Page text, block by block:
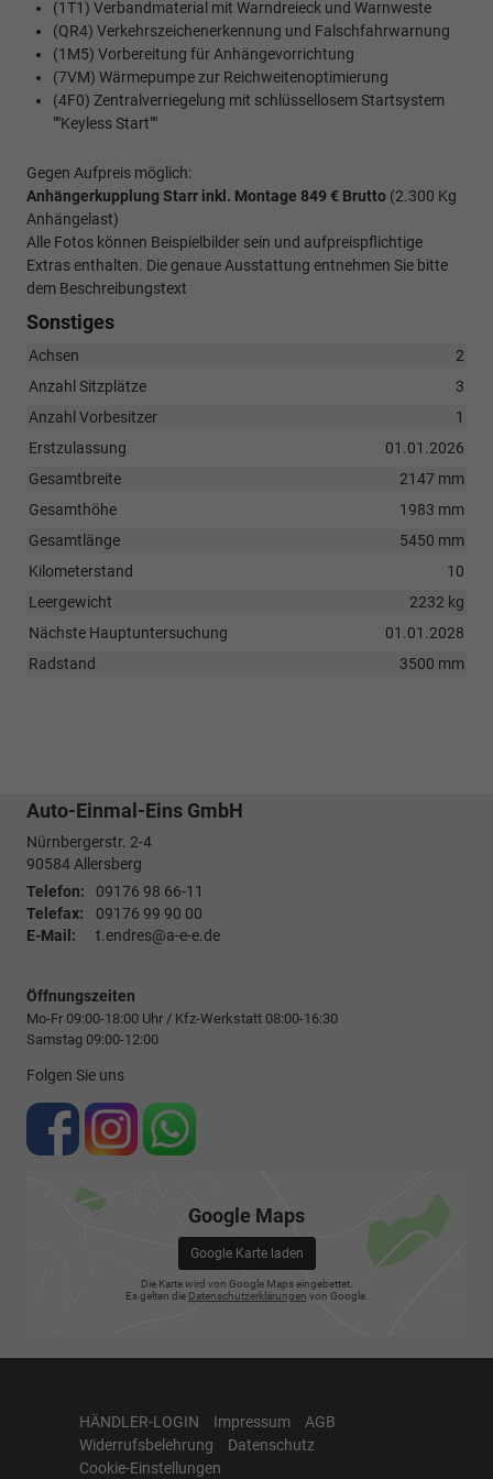
(1T1) Verbandmaterial mit Warndreieck und Warnweste
(QR4) Verkehrszeichenerkennung und Falschfahrwarnung
(1M5) Vorbereitung für Anhängevorrichtung
(7VM) Wärmepumpe zur Reichweitenoptimierung
(4F0) Zentralverriegelung mit schlüssellosem Startsystem
""Keyless Start""
Gegen Aufpreis möglich:
Anhängerkupplung Starr inkl. Montage 849 € Brutto (2.300 Kg
Anhängelast)
Alle Fotos können Beispielbilder sein und aufpreispflichtige
Extras enthalten. Die genaue Ausstattung entnehmen Sie bitte
dem Beschreibungstext
Sonstiges
Achsen
2
Anzahl Sitzplätze
3
Anzahl Vorbesitzer
1
Erstzulassung
01.01.2026
Gesamtbreite
2147 mm
Gesamthöhe
1983 mm
Gesamtlänge
5450 mm
Kilometerstand
10
Leergewicht
2232 kg
Nächste Hauptuntersuchung
01.01.2028
Radstand
3500 mm
Auto-Einmal-Eins GmbH
Nürnbergerstr. 2-4
90584Allersberg
Telefon:
09176 98 66-11
Telefax:
09176 99 90 00
E-Mail:
t.endres@a-e-e.de
Öffnungszeiten
Mo-Fr 09:00-18:00 Uhr / Kfz-Werkstatt 08:00-16:30
Samstag 09:00-12:00
Folgen Sie uns
Google Maps
Google Karte laden
Die Karte wird von Google Maps eingebettet.
Es gelten die Datenschutzerklärungen von Google.
HÄNDLER-LOGIN Impressum
AGB
Widerrufsbelehrung
Datenschutz
Cookie-Einstellungen